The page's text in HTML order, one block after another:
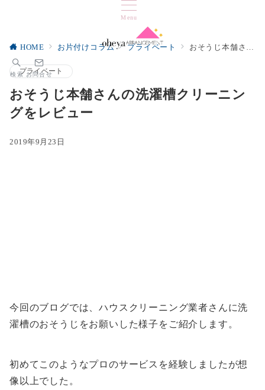
Menu
検索 お問合せ
HOME お片付けコラム プライベート おそうじ本舗さんの洗濯槽クリーニングをレビュー
プライベート
おそうじ本舗さんの洗濯槽クリーニン
グをレビュー
2019年9月23日
今回のブログでは、ハウスクリーニング業者さんに洗
濯槽のおそうじをお願いした様子をご紹介します。
初めてこのようなプロのサービスを経験しましたが想
像以上でした。